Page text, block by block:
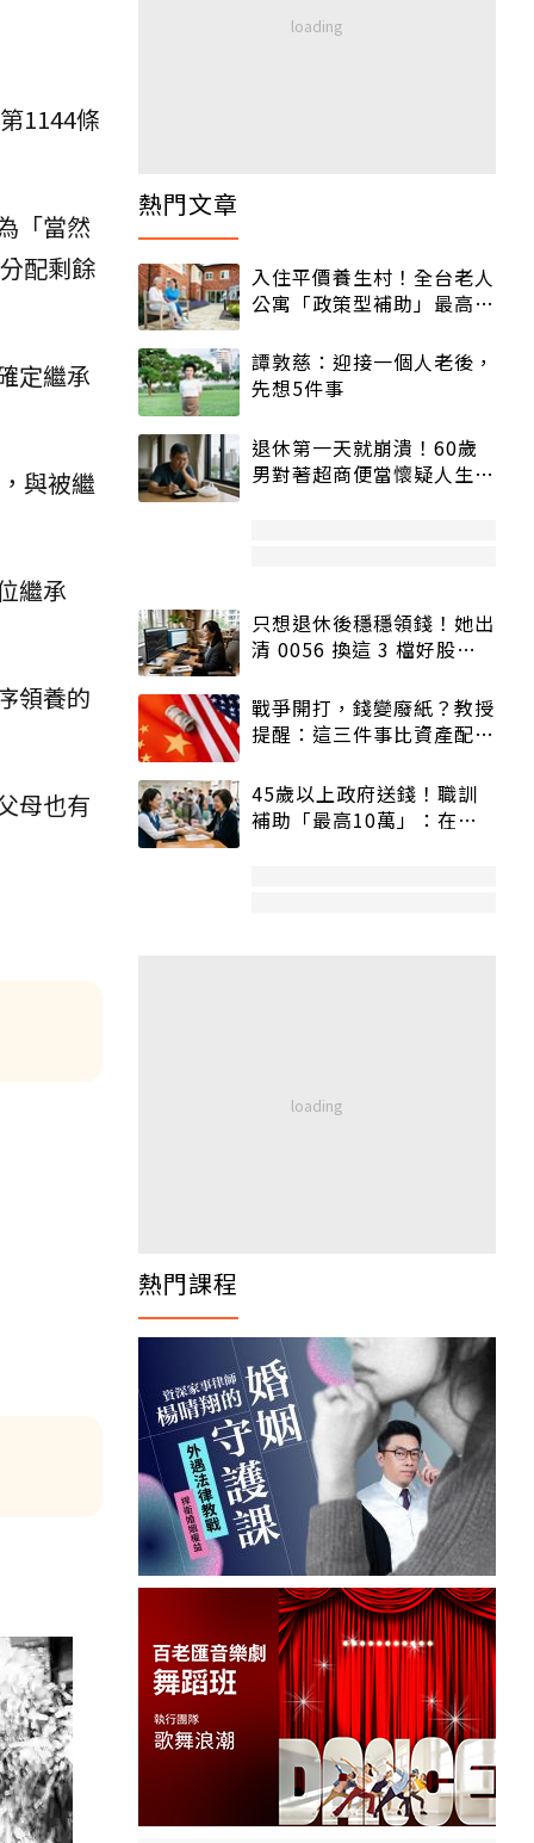
1144條
「當然
配剩餘
定繼承
與被繼
繼承
領養的
母也有
熱門文章
入住平價養生村！全台老人
公寓「政策型補助」最高打
譚敦慈：迎接一個人老後，
先想5件事
退休第一天就崩潰！60歲
男對著超商便當懷疑人生
只想退休後穩穩領錢！她出
清 0056 換這 3 檔好股：
戰爭開打，錢變廢紙？教授
提醒：這三件事比資產配置
45歲以上政府送錢！職訓
補助「最高10萬」：在
熱門課程